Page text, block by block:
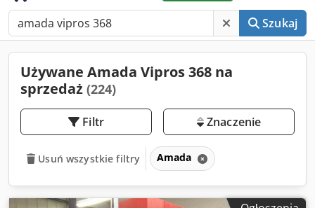
Szukaj
Używane Amada Vipros 368 na
sprzedaż (224)
Filtr Znaczenie
Usuń wszystkie filtry Amada